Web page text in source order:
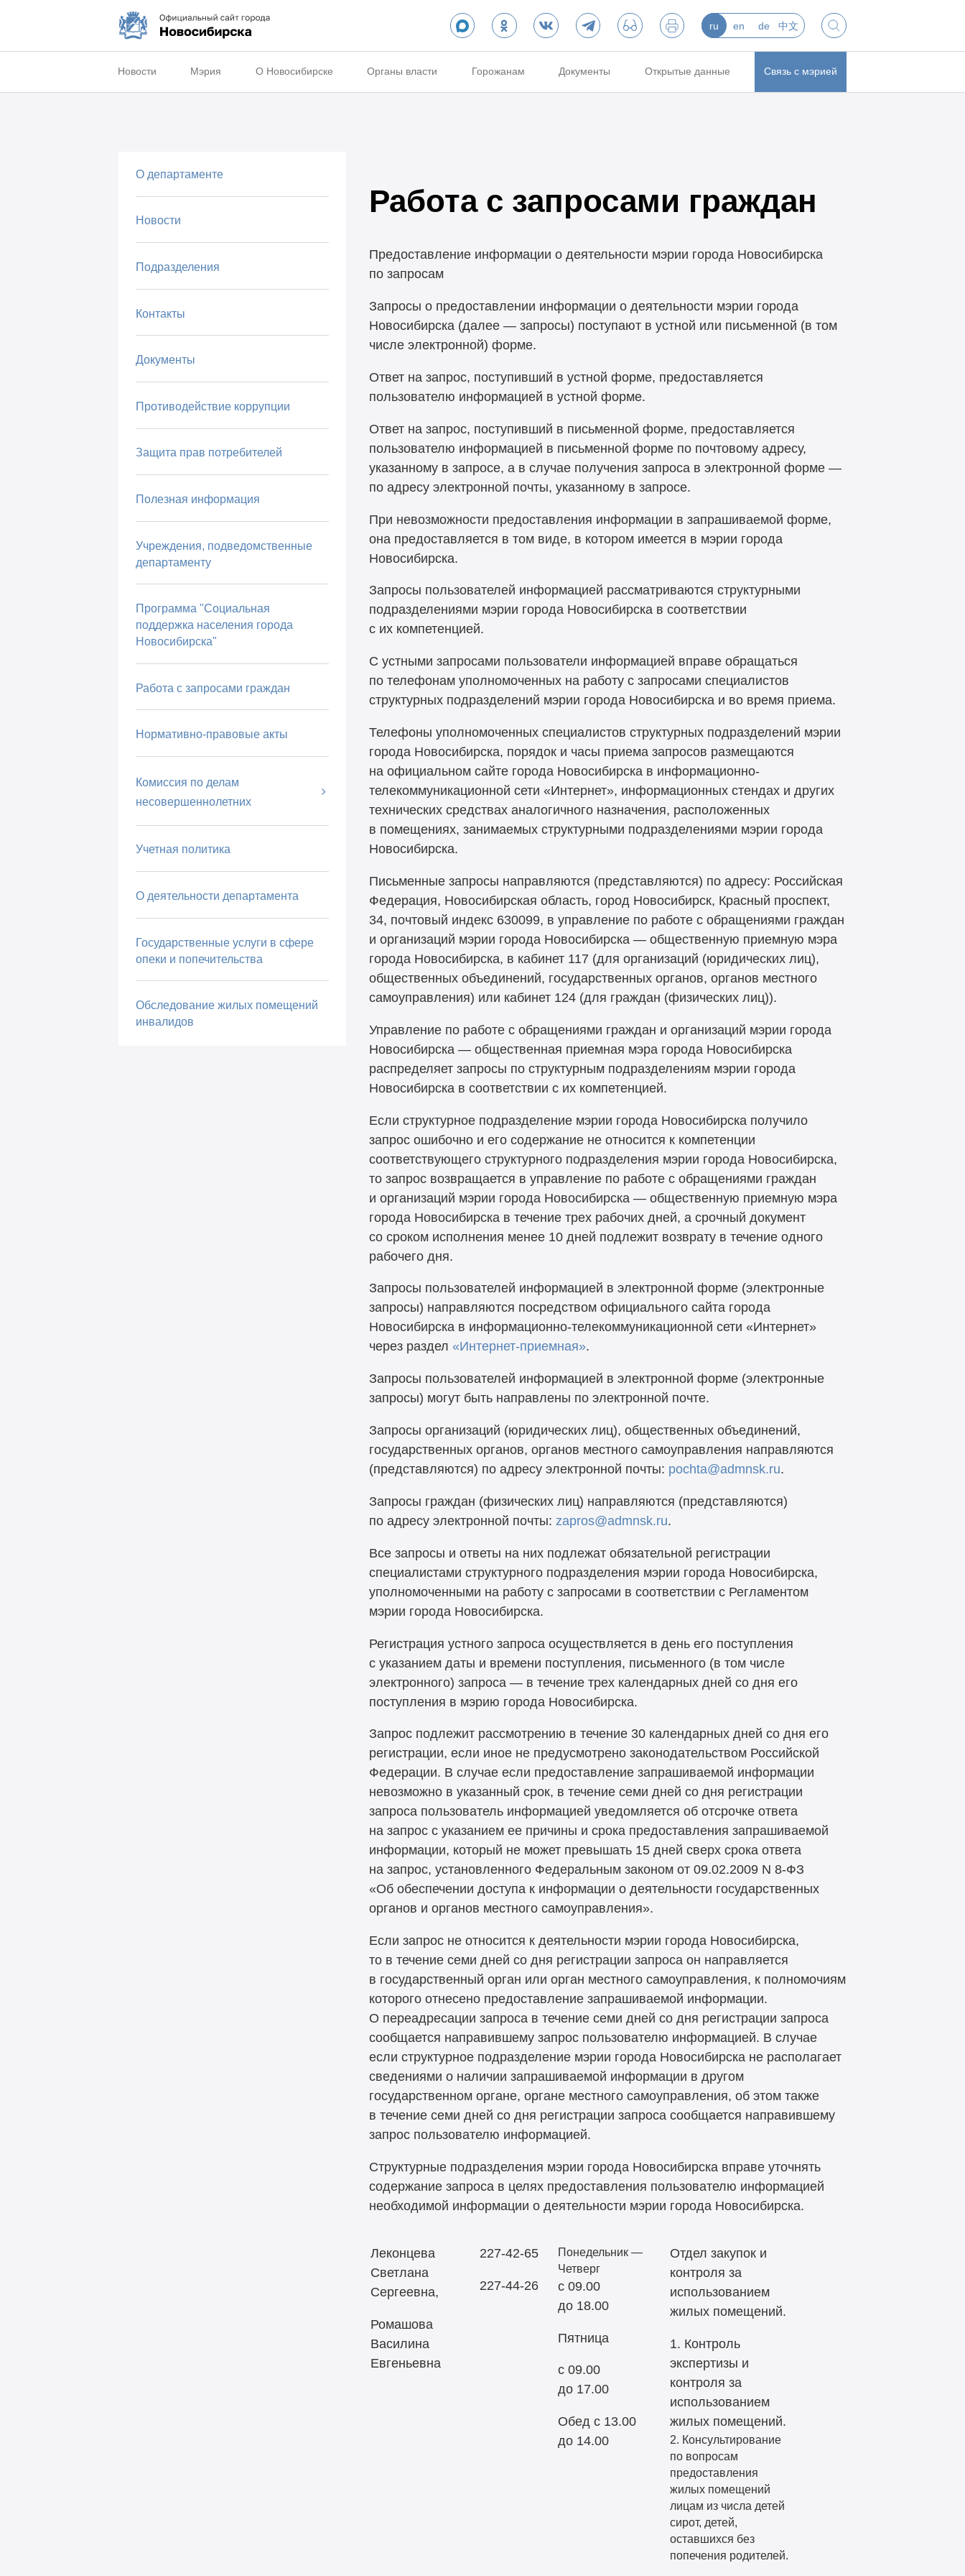
ru en de 中文
Новости Мэрия О Новосибирске Органы власти Горожанам Документы Открытые данные Связь с мэрией
О департаменте
Новости
Подразделения
Контакты
Документы
Противодействие коррупции
Защита прав потребителей
Полезная информация
Учреждения, подведомственные
департаменту
Программа "Социальная
поддержка населения города
Новосибирска"
Работа с запросами граждан
Нормативно-правовые акты
Комиссия по делам
несовершеннолетних
Учетная политика
О деятельности департамента
Государственные услуги в сфере
опеки и попечительства
Обследование жилых помещений
инвалидов
Работа с запросами граждан
Предоставление информации о деятельности мэрии города Новосибирска
по запросам
Запросы о предоставлении информации о деятельности мэрии города
Новосибирска (далее — запросы) поступают в устной или письменной (в том
числе электронной) форме.
Ответ на запрос, поступивший в устной форме, предоставляется
пользователю информацией в устной форме.
Ответ на запрос, поступивший в письменной форме, предоставляется
пользователю информацией в письменной форме по почтовому адресу,
указанному в запросе, а в случае получения запроса в электронной форме —
по адресу электронной почты, указанному в запросе.
При невозможности предоставления информации в запрашиваемой форме,
она предоставляется в том виде, в котором имеется в мэрии города
Новосибирска.
Запросы пользователей информацией рассматриваются структурными
подразделениями мэрии города Новосибирска в соответствии
с их компетенцией.
С устными запросами пользователи информацией вправе обращаться
по телефонам уполномоченных на работу с запросами специалистов
структурных подразделений мэрии города Новосибирска и во время приема.
Телефоны уполномоченных специалистов структурных подразделений мэрии
города Новосибирска, порядок и часы приема запросов размещаются
на официальном сайте города Новосибирска в информационно-
телекоммуникационной сети «Интернет», информационных стендах и других
технических средствах аналогичного назначения, расположенных
в помещениях, занимаемых структурными подразделениями мэрии города
Новосибирска.
Письменные запросы направляются (представляются) по адресу: Российская
Федерация, Новосибирская область, город Новосибирск, Красный проспект,
34, почтовый индекс 630099, в управление по работе с обращениями граждан
и организаций мэрии города Новосибирска — общественную приемную мэра
города Новосибирска, в кабинет 117 (для организаций (юридических лиц),
общественных объединений, государственных органов, органов местного
самоуправления) или кабинет 124 (для граждан (физических лиц)).
Управление по работе с обращениями граждан и организаций мэрии города
Новосибирска — общественная приемная мэра города Новосибирска
распределяет запросы по структурным подразделениям мэрии города
Новосибирска в соответствии с их компетенцией.
Если структурное подразделение мэрии города Новосибирска получило
запрос ошибочно и его содержание не относится к компетенции
соответствующего структурного подразделения мэрии города Новосибирска,
то запрос возвращается в управление по работе с обращениями граждан
и организаций мэрии города Новосибирска — общественную приемную мэра
города Новосибирска в течение трех рабочих дней, а срочный документ
со сроком исполнения менее 10 дней подлежит возврату в течение одного
рабочего дня.
Запросы пользователей информацией в электронной форме (электронные
запросы) направляются посредством официального сайта города
Новосибирска в информационно-телекоммуникационной сети «Интернет»
через раздел «Интернет-приемная».
Запросы пользователей информацией в электронной форме (электронные
запросы) могут быть направлены по электронной почте.
Запросы организаций (юридических лиц), общественных объединений,
государственных органов, органов местного самоуправления направляются
(представляются) по адресу электронной почты: pochta@admnsk.ru.
Запросы граждан (физических лиц) направляются (представляются)
по адресу электронной почты: zapros@admnsk.ru.
Все запросы и ответы на них подлежат обязательной регистрации
специалистами структурного подразделения мэрии города Новосибирска,
уполномоченными на работу с запросами в соответствии с Регламентом
мэрии города Новосибирска.
Регистрация устного запроса осуществляется в день его поступления
с указанием даты и времени поступления, письменного (в том числе
электронного) запроса — в течение трех календарных дней со дня его
поступления в мэрию города Новосибирска.
Запрос подлежит рассмотрению в течение 30 календарных дней со дня его
регистрации, если иное не предусмотрено законодательством Российской
Федерации. В случае если предоставление запрашиваемой информации
невозможно в указанный срок, в течение семи дней со дня регистрации
запроса пользователь информацией уведомляется об отсрочке ответа
на запрос с указанием ее причины и срока предоставления запрашиваемой
информации, который не может превышать 15 дней сверх срока ответа
на запрос, установленного Федеральным законом от 09.02.2009 N 8-ФЗ
«Об обеспечении доступа к информации о деятельности государственных
органов и органов местного самоуправления».
Если запрос не относится к деятельности мэрии города Новосибирска,
то в течение семи дней со дня регистрации запроса он направляется
в государственный орган или орган местного самоуправления, к полномочиям
которого отнесено предоставление запрашиваемой информации.
О переадресации запроса в течение семи дней со дня регистрации запроса
сообщается направившему запрос пользователю информацией. В случае
если структурное подразделение мэрии города Новосибирска не располагает
сведениями о наличии запрашиваемой информации в другом
государственном органе, органе местного самоуправления, об этом также
в течение семи дней со дня регистрации запроса сообщается направившему
запрос пользователю информацией.
Структурные подразделения мэрии города Новосибирска вправе уточнять
содержание запроса в целях предоставления пользователю информацией
необходимой информации о деятельности мэрии города Новосибирска.
Леконцева
Светлана
Сергеевна,
Ромашова
Василина
Евгеньевна
227-42-65
227-44-26
Понедельник —
Четверг
с 09.00
до 18.00
Пятница
с 09.00
до 17.00
Обед с 13.00
до 14.00
Отдел закупок и
контроля за
использованием
жилых помещений.
1. Контроль
экспертизы и
контроля за
использованием
жилых помещений.
2. Консультирование
по вопросам
предоставления
жилых помещений
лицам из числа детей
сирот, детей,
оставшихся без
попечения родителей.